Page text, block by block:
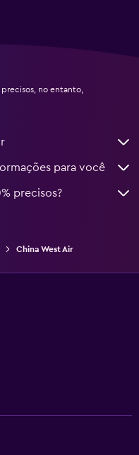
no entanto,
para você
precisos?
China West Air